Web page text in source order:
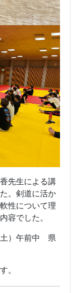
先生による講
。剣道に活か
性について理
容でした。
土）午前中 県
。